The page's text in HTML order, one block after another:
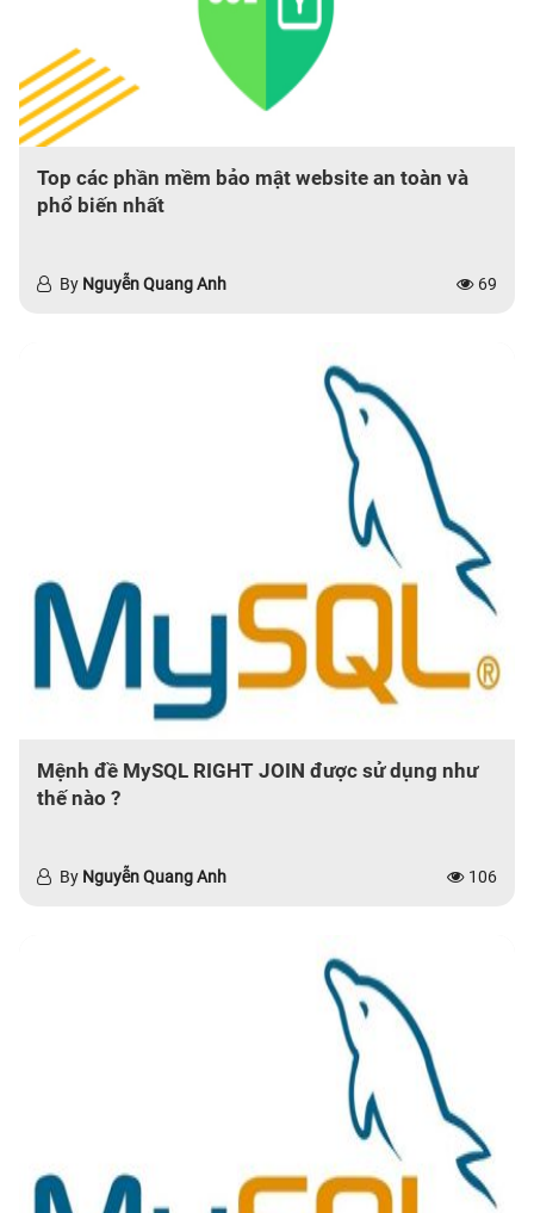
Top các phần mềm bảo mật website an toàn và
phổ biến nhất
By Nguyễn Quang Anh 69
Mệnh đề MySQL RIGHT JOIN được sử dụng như
thế nào ?
By Nguyễn Quang Anh 106